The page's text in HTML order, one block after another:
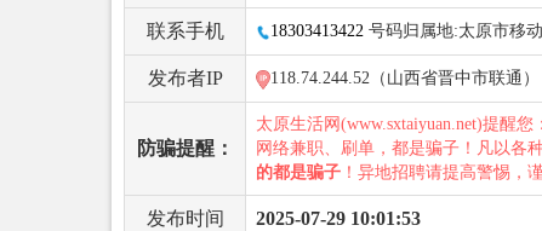
联系手机 18303413422 号码归属地:太原市移动
发布者IP 118.74.244.52（山西省晋中市联通）
防骗提醒：
太原生活网(www.sxtaiyuan.net)提醒您
网络兼职、刷单，都是骗子！凡以各
的都是骗子 ！异地招聘请提高警惕，
发布时间 2025-07-29 10:01:53